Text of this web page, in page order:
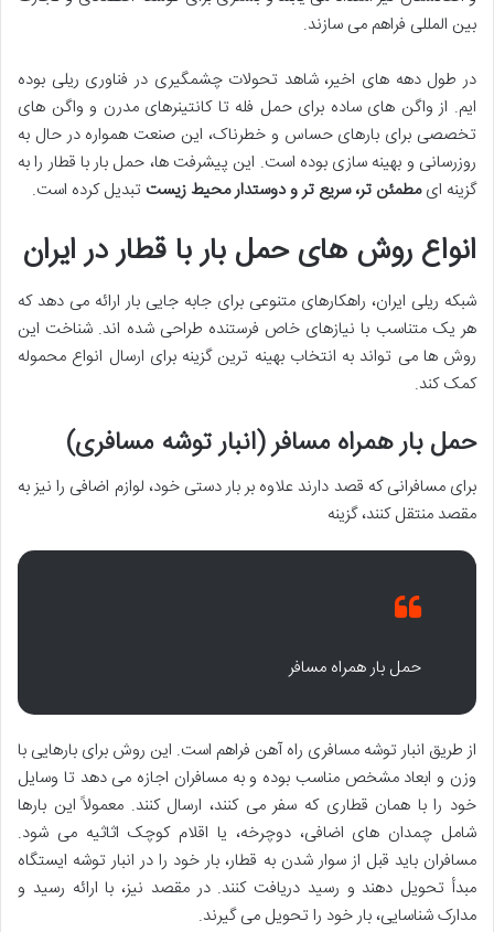
بین المللی فراهم می سازند.
در طول دهه های اخیر، شاهد تحولات چشمگیری در فناوری ریلی بوده
ایم. از واگن های ساده برای حمل فله تا کانتینرهای مدرن و واگن های
تخصصی برای بارهای حساس و خطرناک، این صنعت همواره در حال به
روزرسانی و بهینه سازی بوده است. این پیشرفت ها، حمل بار با قطار را به
گزینه ایمطمئن تر، سریع تر و دوستدار محیط زیست تبدیل کرده است.
انواع روش های حمل بار با قطار در ایران
شبکه ریلی ایران، راهکارهای متنوعی برای جابه جایی بار ارائه می دهد که
هر یک متناسب با نیازهای خاص فرستنده طراحی شده اند. شناخت این
روش ها می تواند به انتخاب بهینه ترین گزینه برای ارسال انواع محموله
کمک کند.
حمل بار همراه مسافر (انبار توشه مسافری)
برای مسافرانی که قصد دارند علاوه بر بار دستی خود، لوازم اضافی را نیز به
مقصد منتقل کنند، گزینه
حمل بار همراه مسافر
از طریق انبار توشه مسافری راه آهن فراهم است. این روش برای بارهایی با
وزن و ابعاد مشخص مناسب بوده و به مسافران اجازه می دهد تا وسایل
خود را با همان قطاری که سفر می کنند، ارسال کنند. معمولاً این بارها
شامل چمدان های اضافی، دوچرخه، یا اقلام کوچک اثاثیه می شود.
مسافران باید قبل از سوار شدن به قطار، بار خود را در انبار توشه ایستگاه
مبدأ تحویل دهند و رسید دریافت کنند. در مقصد نیز، با ارائه رسید و
مدارک شناسایی، بار خود را تحویل می گیرند.